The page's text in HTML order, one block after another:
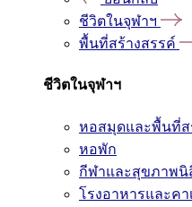
ชีวิตในจุฬาฯ
พื้นที่สร้างสรรค์
ชีวิตในจุฬาฯ
หอสมุดและพื้นที่ส
หอพัก
กีฬาและสุขภาพนิ
โรงอาหารและคา